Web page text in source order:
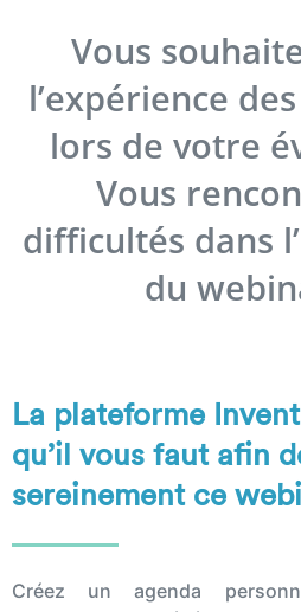
Vous
l’expérience
lors de votre
Vous
difficultés dans
du
La plateforme
qu’il vous faut afin
sereinement ce
Créez un agenda